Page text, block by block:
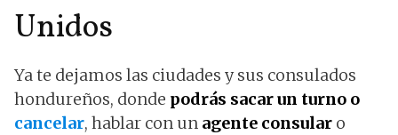
Unidos
Ya te dejamos las ciudades y sus consulados
hondureños, donde podrás sacar un turno o
cancelar, hablar con un agente consular o